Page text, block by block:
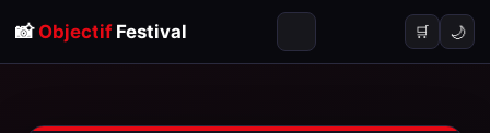
📸 ObjectifFestival 🛒 🌙